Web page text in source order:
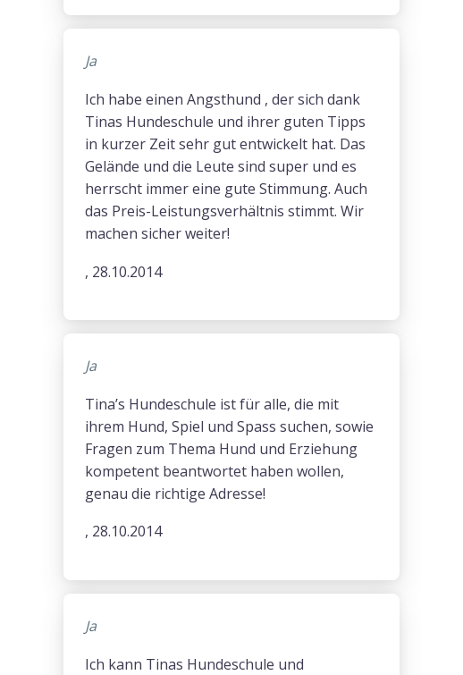
Ja
Ich habe einen Angsthund , der sich dank
Tinas Hundeschule und ihrer guten Tipps
in kurzer Zeit sehr gut entwickelt hat. Das
Gelände und die Leute sind super und es
herrscht immer eine gute Stimmung. Auch
das Preis-Leistungsverhältnis stimmt. Wir
machen sicher weiter!
, 28.10.2014
Ja
Tina’s Hundeschule ist für alle, die mit
ihrem Hund, Spiel und Spass suchen, sowie
Fragen zum Thema Hund und Erziehung
kompetent beantwortet haben wollen,
genau die richtige Adresse!
, 28.10.2014
Ja
Ich kann Tinas Hundeschule und